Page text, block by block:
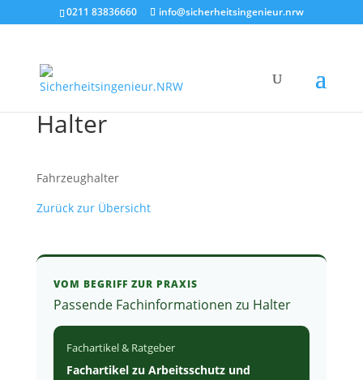
0211 83836660 info@sicherheitsingenieur.nrw
Halter
Fahrzeughalter
Zurück zur Übersicht
VOM BEGRIFF ZUR PRAXIS
Passende Fachinformationen zu Halter
Fachartikel & Ratgeber
Fachartikel zu Arbeitsschutz und